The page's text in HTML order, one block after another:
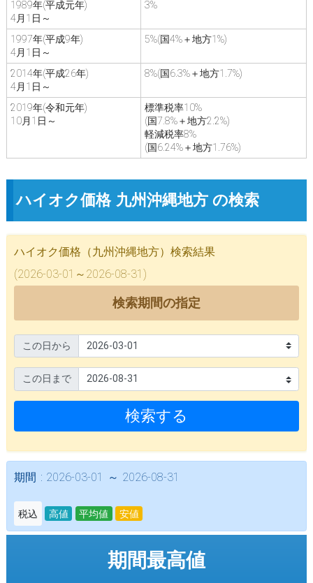
1989年(平成元年)
4月1日～
3%
1997年(平成9年)
4月1日～
5%(国4%＋地方1%)
2014年(平成26年)
4月1日～
8%(国6.3%＋地方1.7%)
2019年(令和元年)
10月1日～
標準税率10%
(国7.8%＋地方2.2%)
軽減税率8%
(国6.24%＋地方1.76%)
ハイオク価格 九州沖縄地方 の検索
ハイオク価格（九州沖縄地方）検索結果
(2026-03-01～2026-08-31)
検索期間の指定
この日から
この日まで
検索する
期間 : 2026-03-01 ～ 2026-08-31
税込 高値 平均値 安値
期間最高値